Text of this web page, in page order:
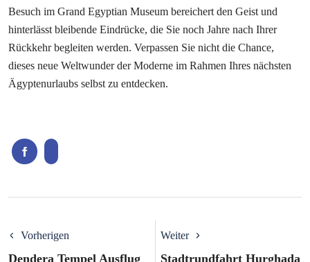
Besuch im Grand Egyptian Museum bereichert den Geist und
hinterlässt bleibende Eindrücke, die Sie noch Jahre nach Ihrer
Rückkehr begleiten werden. Verpassen Sie nicht die Chance,
dieses neue Weltwunder der Moderne im Rahmen Ihres nächsten
Ägyptenurlaubs selbst zu entdecken.
Vorherigen
Dendera Tempel Ausflug
Weiter
Stadtrundfahrt Hurghada